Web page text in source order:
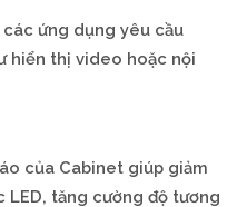
ứng dụng yêu cầu
hiển thị video hoặc nội
của Cabinet giúp giảm
tăng cường độ tương